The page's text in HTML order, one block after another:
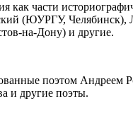
как части
(ЮУРГУ,
на-Дону) и другие.
поэтом
и другие поэты.